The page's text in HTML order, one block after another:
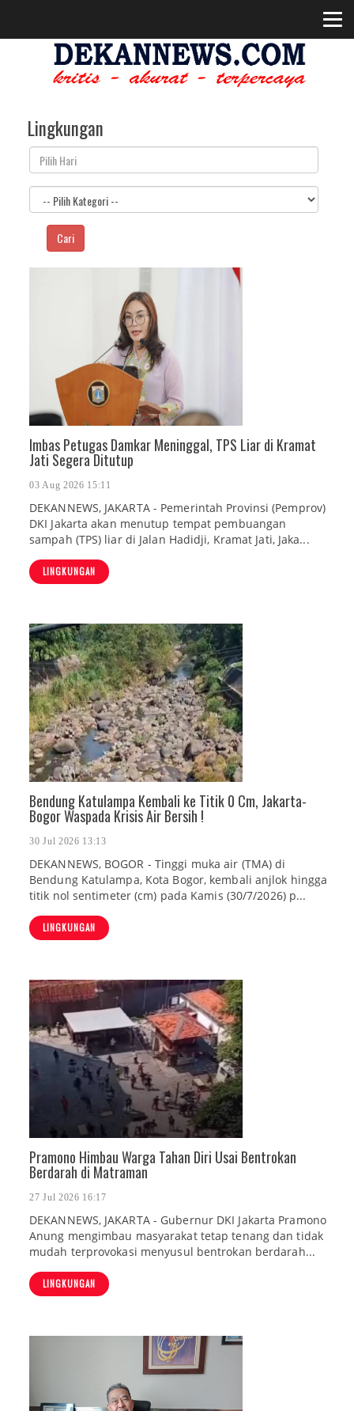
Lingkungan
Cari
Imbas Petugas Damkar Meninggal, TPS Liar di Kramat
Jati Segera Ditutup
03 Aug 2026 15:11
DEKANNEWS, JAKARTA - Pemerintah Provinsi (Pemprov)
DKI Jakarta akan menutup tempat pembuangan
sampah (TPS) liar di Jalan Hadidji, Kramat Jati, Jaka...
LINGKUNGAN
Bendung Katulampa Kembali ke Titik 0 Cm, Jakarta-
Bogor Waspada Krisis Air Bersih !
30 Jul 2026 13:13
DEKANNEWS, BOGOR - Tinggi muka air (TMA) di
Bendung Katulampa, Kota Bogor, kembali anjlok hingga
titik nol sentimeter (cm) pada Kamis (30/7/2026) p...
LINGKUNGAN
Pramono Himbau Warga Tahan Diri Usai Bentrokan
Berdarah di Matraman
27 Jul 2026 16:17
DEKANNEWS, JAKARTA - Gubernur DKI Jakarta Pramono
Anung mengimbau masyarakat tetap tenang dan tidak
mudah terprovokasi menyusul bentrokan berdarah...
LINGKUNGAN